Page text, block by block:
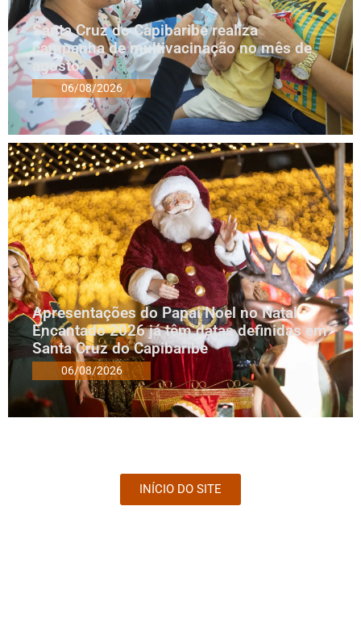
Santa Cruz do Capibaribe realiza
campanha de multivacinação no mês de
agosto
06/08/2026
Apresentações do Papai Noel no Natal
Encantado 2026 já têm datas definidas em
Santa Cruz do Capibaribe
06/08/2026
INÍCIO DO SITE